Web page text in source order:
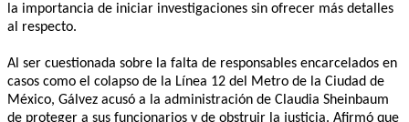
la importancia de iniciar investigaciones sin ofrecer más detalles
al respecto.
Al ser cuestionada sobre la falta de responsables encarcelados en
casos como el colapso de la Línea 12 del Metro de la Ciudad de
México, Gálvez acusó a la administración de Claudia Sheinbaum
de proteger a sus funcionarios y de obstruir la justicia. Afirmó que